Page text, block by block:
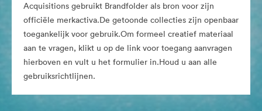
Acquisitions gebruikt Brandfolder als bron voor zijn
officiële merkactiva.De getoonde collecties zijn openbaar
toegankelijk voor gebruik.Om formeel creatief materiaal
aan te vragen, klikt u op de link voor toegang aanvragen
hierboven en vult u het formulier in.Houd u aan alle
gebruiksrichtlijnen.